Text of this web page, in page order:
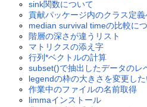
sink関数について
貢献パッケージ内のクラス定義
median survival timeの比較に
階層の深さが違うリスト
マトリクスの添え字
行列*ベクトルの計算
subset()で抽出したデータのレ
legendの枠の大きさを変更し
作業中のファイルの名前取得
limmaインストール